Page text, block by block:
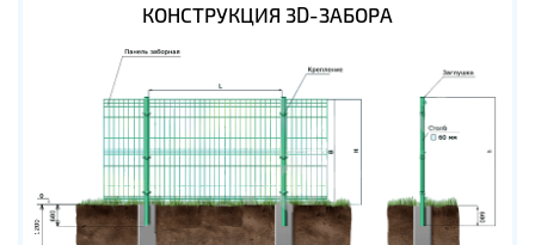
КОНСТРУКЦИЯ 3D-ЗАБОРА